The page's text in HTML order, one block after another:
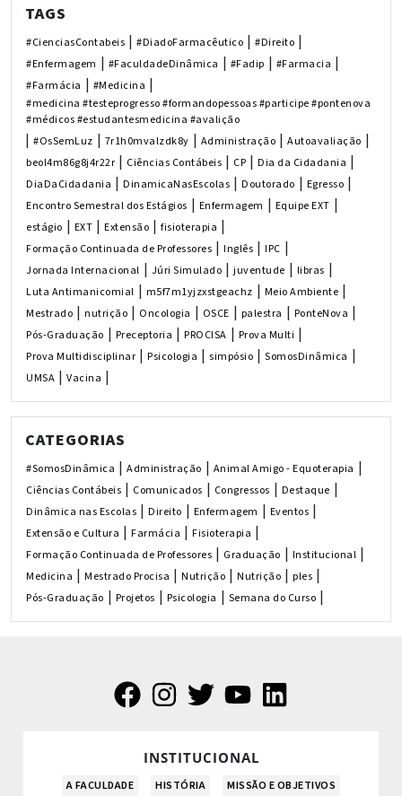
TAGS
#CienciasContabeis | #DiadoFarmacêutico | #Direito |
#Enfermagem | #FaculdadeDinâmica | #Fadip | #Farmacia |
#Farmácia | #Medicina |
#medicina #testeprogresso #formandopessoas #participe #pontenova
#médicos #estudantesmedicina #avalição
| #OsSemLuz | 7r1h0mvalzdk8y | Administração | Autoavaliação |
beol4m86g8j4r22r | Ciências Contábeis | CP | Dia da Cidadania |
DiaDaCidadania | DinamicaNasEscolas | Doutorado | Egresso |
Encontro Semestral dos Estágios | Enfermagem | Equipe EXT |
estágio | EXT | Extensão | fisioterapia |
Formação Continuada de Professores | Inglês | IPC |
Jornada Internacional | Júri Simulado | juventude | libras |
Luta Antimanicomial | m5f7m1yjzxstgeachz | Meio Ambiente |
Mestrado | nutrição | Oncologia | OSCE | palestra | PonteNova |
Pós-Graduação | Preceptoria | PROCISA | Prova Multi |
Prova Multidisciplinar | Psicologia | simpósio | SomosDinâmica |
UMSA | Vacina |
CATEGORIAS
#SomosDinâmica | Administração | Animal Amigo - Equoterapia |
Ciências Contábeis | Comunicados | Congressos | Destaque |
Dinâmica nas Escolas | Direito | Enfermagem | Eventos |
Extensão e Cultura | Farmácia | Fisioterapia |
Formação Continuada de Professores | Graduação | Institucional |
Medicina | Mestrado Procisa | Nutrição | Nutrição | ples |
Pós-Graduação | Projetos | Psicologia | Semana do Curso |
INSTITUCIONAL
A FACULDADE HISTÓRIA
MISSÃO E OBJETIVOS